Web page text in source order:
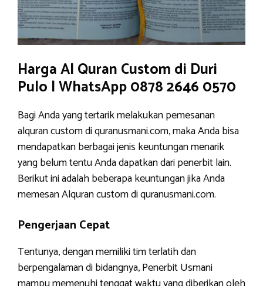
Harga Al Quran Custom di Duri
Pulo | WhatsApp 0878 2646 0570
Bagi Anda yang tertarik melakukan pemesanan
alquran custom di quranusmani.com, maka Anda bisa
mendapatkan berbagai jenis keuntungan menarik
yang belum tentu Anda dapatkan dari penerbit lain.
Berikut ini adalah beberapa keuntungan jika Anda
memesan Alquran custom di quranusmani.com.
Pengerjaan Cepat
Tentunya, dengan memiliki tim terlatih dan
berpengalaman di bidangnya, Penerbit Usmani